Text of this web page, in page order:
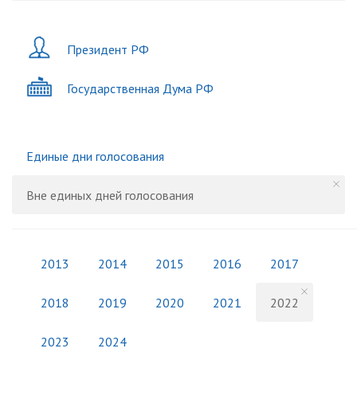
Президент РФ
Государственная Дума РФ
Единые дни голосования
Вне единых дней голосования
2013 2014 2015 2016 2017
2018 2019 2020 2021 2022
2023 2024